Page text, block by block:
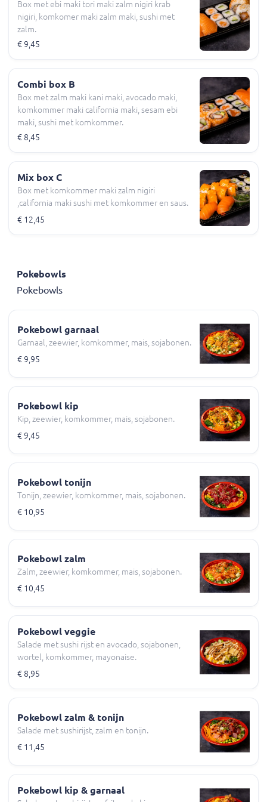
Box met ebi maki tori maki zalm nigiri krab
nigiri, komkomer maki zalm maki, sushi met
zalm.
€ 9,45
Combi box B
Box met zalm maki kani maki, avocado maki,
komkommer maki california maki, sesam ebi
maki, sushi met komkommer.
€ 8,45
Mix box C
Box met komkommer maki zalm nigiri
,california maki sushi met komkommer en saus.
€ 12,45
Pokebowls
Pokebowls
Pokebowl garnaal
Garnaal, zeewier, komkommer, mais, sojabonen.
€ 9,95
Pokebowl kip
Kip, zeewier, komkommer, mais, sojabonen.
€ 9,45
Pokebowl tonijn
Tonijn, zeewier, komkommer, mais, sojabonen.
€ 10,95
Pokebowl zalm
Zalm, zeewier, komkommer, mais, sojabonen.
€ 10,45
Pokebowl veggie
Salade met sushi rijst en avocado, sojabonen,
wortel, komkommer, mayonaise.
€ 8,95
Pokebowl zalm & tonijn
Salade met sushirijst, zalm en tonijn.
€ 11,45
Pokebowl kip & garnaal